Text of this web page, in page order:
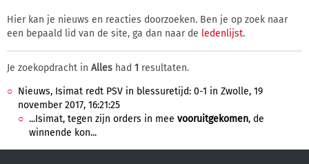
Hier kan je nieuws en reacties doorzoeken. Ben je op zoek naar
een bepaald lid van de site, ga dan naar de ledenlijst.
Je zoekopdracht in Alles had 1 resultaten.
Nieuws, Isimat redt PSV in blessuretijd: 0-1 in Zwolle, 19
november 2017, 16:21:25
...Isimat, tegen zijn orders in mee vooruitgekomen, de
winnende kon...